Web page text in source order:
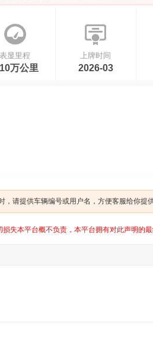
表显里程
万公里
上牌时间
2026-03
请提供车辆编号或用户名，方便客服给你提
失本平台概不负责，本平台拥有对此声明的最